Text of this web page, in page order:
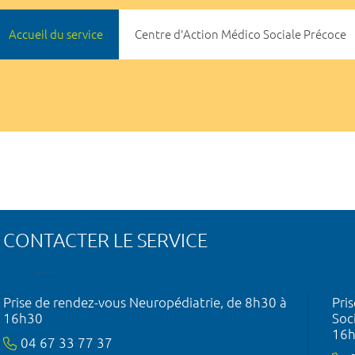
Accueil du service Centre d'Action Médico Sociale Précoce
CONTACTER LE SERVICE
Prise de rendez-vous Neuropédiatrie, de 8h30 à
16h30
04 67 33 77 37